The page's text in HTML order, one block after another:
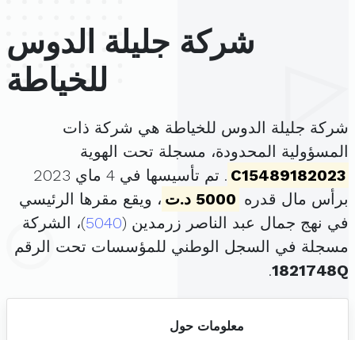
شركة جليلة الدوس
للخياطة
شركة جليلة الدوس للخياطة هي شركة ذات
المسؤولية المحدودة، مسجلة تحت الهوية
C15489182023
. تم تأسيسها في 4 ماي 2023
برأس مال قدره 5000 د.ت
، ويقع مقرها الرئيسي
في نهج جمال عبد الناصر زرمدين (5040)، الشركة
مسجلة في السجل الوطني للمؤسسات تحت الرقم
1821748Q
.
معلومات حول